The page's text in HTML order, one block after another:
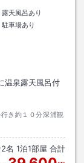
露天風呂あり
駐車場あり
温泉露天風呂付
き約１０分深浦観
2名 1泊1部屋 合計